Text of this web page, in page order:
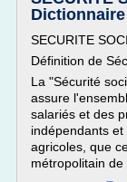
SECURITE
Définition de
La "Sécurité
assure
salariés et des
indépendants
agricoles, que
métropolitain de